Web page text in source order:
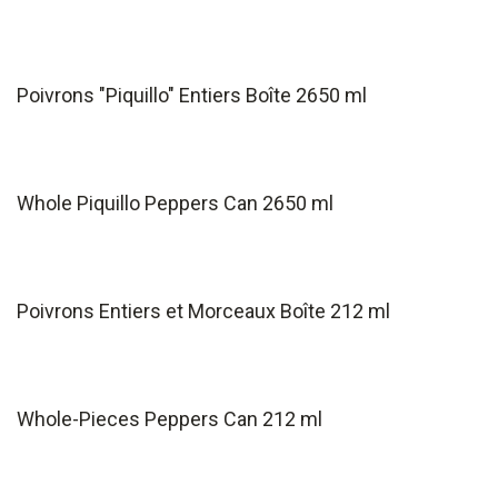
Poivrons "Piquillo" Entiers Boîte 2650 ml
Whole Piquillo Peppers Can 2650 ml
Poivrons Entiers et Morceaux Boîte 212 ml
Whole-Pieces Peppers Can 212 ml